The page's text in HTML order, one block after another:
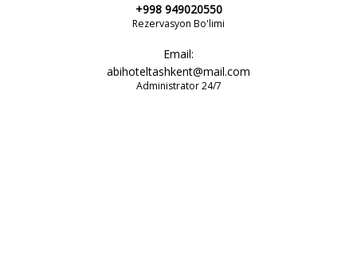
+998 949020550
Rezervasyon Bo'limi
Email:
abihoteltashkent@mail.com
Administrator 24/7